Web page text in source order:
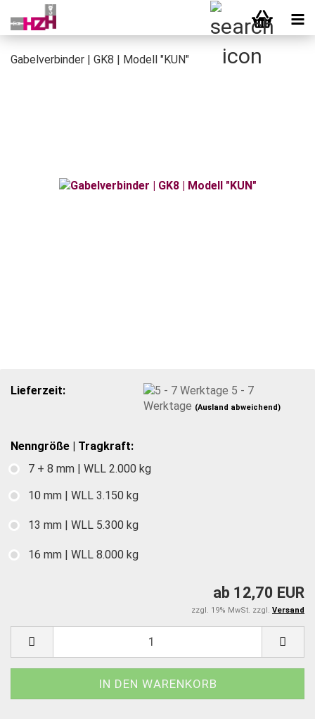
Gabelverbinder | GK8 | Modell "KUN"
Lieferzeit:
5 - 7
Werktage (Ausland abweichend)
Nenngröße | Tragkraft:
7 + 8 mm | WLL 2.000 kg
10 mm | WLL 3.150 kg
13 mm | WLL 5.300 kg
16 mm | WLL 8.000 kg
ab 12,70 EUR
zzgl. 19% MwSt. zzgl. Versand